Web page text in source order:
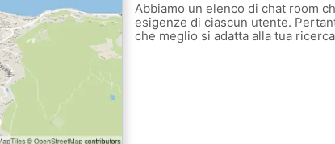
Abbiamo un elenco di chat room
esigenze di ciascun utente.
che meglio si adatta alla tua